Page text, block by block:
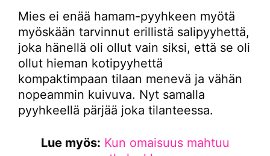
Mies ei enää hamam-pyyhkeen myötä
myöskään tarvinnut erillistä salipyyhettä,
joka hänellä oli ollut vain siksi, että se oli
ollut hieman kotipyyhettä
kompaktimpaan tilaan menevä ja vähän
nopeammin kuivuva. Nyt samalla
pyyhkeellä pärjää joka tilanteessa.
Lue myös: Kun omaisuus mahtuu